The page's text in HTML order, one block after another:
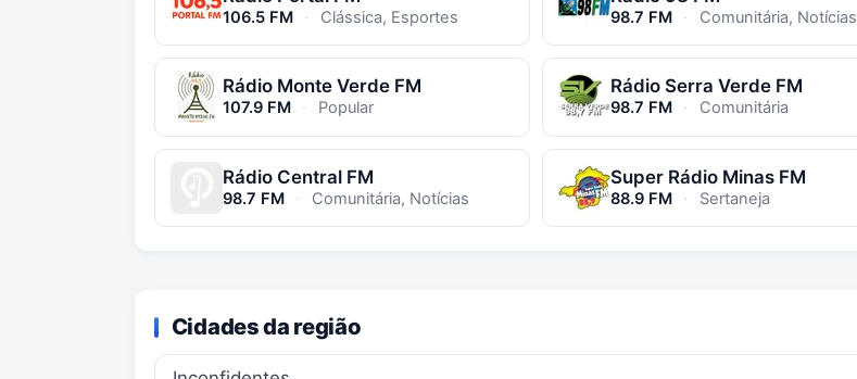
106.5 FM · Clássica, Esportes 98.7 FM · Comunitária, Notícias
Rádio Monte Verde FM
107.9 FM · Popular
Rádio Serra Verde FM
98.7 FM · Comunitária
Rádio Central FM
98.7 FM · Comunitária, Notícias
Super Rádio Minas FM
88.9 FM · Sertaneja
Cidades da região